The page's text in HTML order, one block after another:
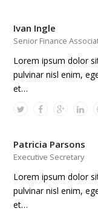
Ivan Ingle
Senior Finance
Lorem ipsum dolor
pulvinar nisl enim,
et…
Patricia Parsons
Executive Secretary
Lorem ipsum dolor
pulvinar nisl enim,
et…